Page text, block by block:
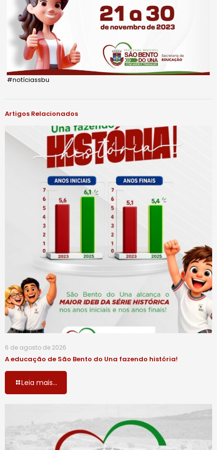
#notíciassbu
Artigos Relacionados
6 de agosto de 2026
A educação de São Bento do Una fazendo história!
Leia mais...